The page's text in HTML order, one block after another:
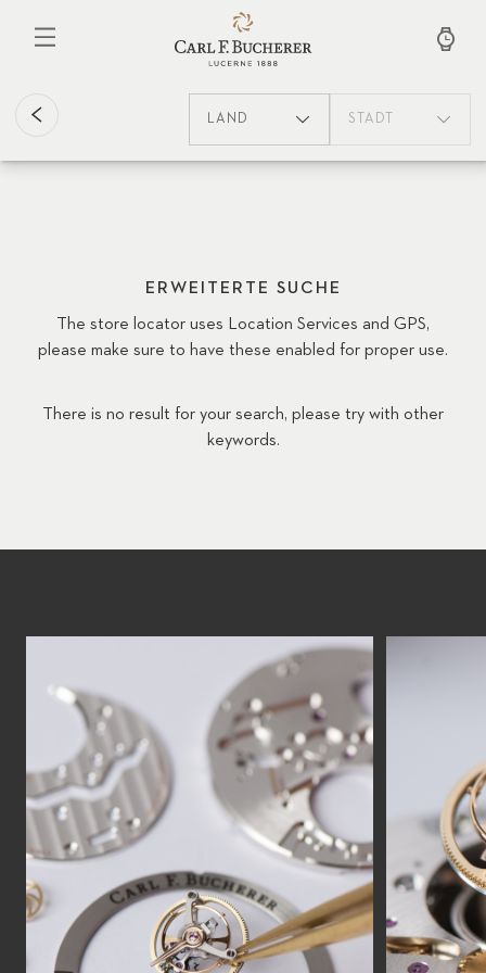
LAND STADT
ERWEITERTE SUCHE
The store locator uses Location Services and GPS,
please make sure to have these enabled for proper use.
There is no result for your search, please try with other
keywords.